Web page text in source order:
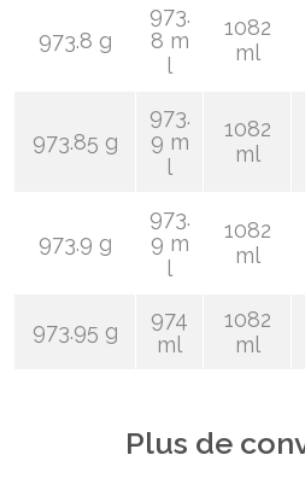
973.8 g
973.
8 m
l
1082
ml
973.85 g
973.
9 m
l
1082
ml
973.9 g
973.
9 m
l
1082
ml
973.95 g
974
ml
1082
ml
Plus de